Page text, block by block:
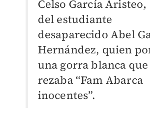
Celso García
del estudiante
desaparecido Abel
Hernández, quien
una gorra blanca que
rezaba “Fam Abarca
inocentes”.